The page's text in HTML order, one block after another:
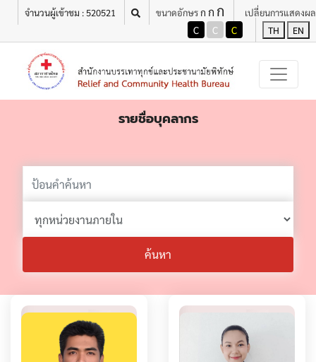
จำนวนผู้เข้าชม : 520521 ขนาดอักษรก ก ก เปลี่ยนการแสดงผล
C C C TH EN
รายชื่อบุคลากร
ค้นหา